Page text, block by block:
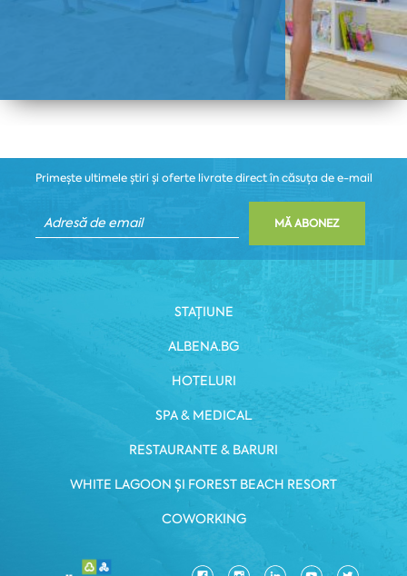
Primește ultimele știri și oferte livrate direct în căsuța de e-mail
MĂ ABONEZ
STAȚIUNE
ALBENA.BG
HOTELURI
SPA & MEDICAL
RESTAURANTE & BARURI
WHITE LAGOON ȘI FOREST BEACH RESORT
COWORKING